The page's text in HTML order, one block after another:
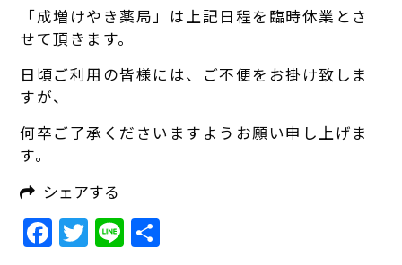
「成増けやき薬局」は上記日程を臨時休業とさ
せて頂きます。
日頃ご利用の皆様には、ご不便をお掛け致しま
すが、
何卒ご了承くださいますようお願い申し上げま
す。
シェアする
Facebook
Twitter
Line